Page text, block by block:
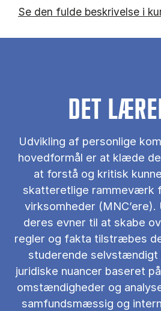
Se den fulde beskrivelse i
DET
Udvikling af personlige
hovedformål er at klæde
at forstå og kritisk
skatteretlige rammeværk
virksomheder
deres evner til at skabe
regler og fakta tilstræbes
studerende selvstændigt
juridiske nuancer baseret
omstændigheder og
samfundsmæssig og